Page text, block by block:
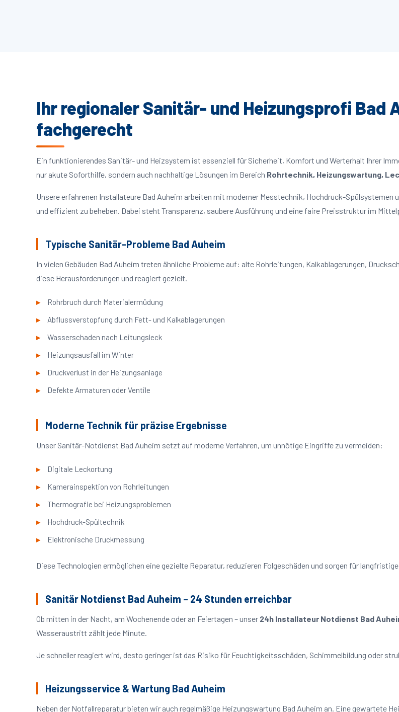
Ihr regionaler Sanitär- und Heizungsprofi Bad
fachgerecht
Ein funktionierendes Sanitär- und Heizsystem ist essenziell für Sicherheit, Komfort und Werterhalt Ihrer
nur akute Soforthilfe, sondern auch nachhaltige Lösungen im Bereich Rohrtechnik, Heizungswartung,
Unsere erfahrenen Installateure Bad Auheim arbeiten mit moderner Messtechnik, Hochdruck-
und effizient zu beheben. Dabei steht Transparenz, saubere Ausführung und eine faire Preisstruktur im
Typische Sanitär-Probleme Bad Auheim
In vielen Gebäuden Bad Auheim treten ähnliche Probleme auf: alte Rohrleitungen, Kalkablagerungen,
diese Herausforderungen und reagiert gezielt.
Rohrbruch durch Materialermüdung
Abflussverstopfung durch Fett- und Kalkablagerungen
Wasserschaden nach Leitungsleck
Heizungsausfall im Winter
Druckverlust in der Heizungsanlage
Defekte Armaturen oder Ventile
Moderne Technik für präzise Ergebnisse
Unser Sanitär-Notdienst Bad Auheim setzt auf moderne Verfahren, um unnötige Eingriffe zu vermeiden:
Digitale Leckortung
Kamerainspektion von Rohrleitungen
Thermografie bei Heizungsproblemen
Hochdruck-Spültechnik
Elektronische Druckmessung
Diese Technologien ermöglichen eine gezielte Reparatur, reduzieren Folgeschäden und sorgen für
Sanitär Notdienst Bad Auheim – 24 Stunden erreichbar
Ob mitten in der Nacht, am Wochenende oder an Feiertagen – unser 24h Installateur Notdienst Bad
Wasseraustritt zählt jede Minute.
Je schneller reagiert wird, desto geringer ist das Risiko für Feuchtigkeitsschäden, Schimmelbildung oder
Heizungsservice & Wartung Bad Auheim
Neben der Notfallreparatur bieten wir auch regelmäßige Heizungswartung Bad Auheim an. Eine gewartete